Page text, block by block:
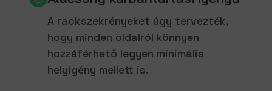
A rackszekrényeket úgy tervezték,
hogy minden oldalról könnyen
hozzáférhető legyen minimális
helyigény mellett is.